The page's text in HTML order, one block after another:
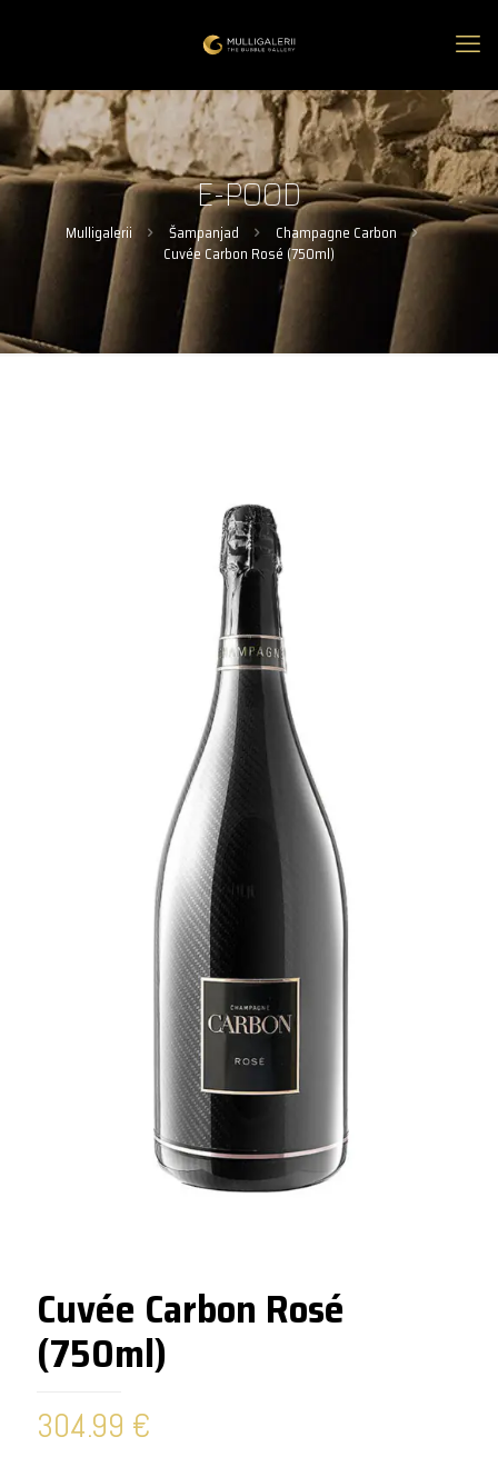
E-POOD
Mulligalerii Šampanjad
Champagne Carbon
Cuvée Carbon Rosé (750ml)
Cuvée Carbon Rosé
(750ml)
304.99 €